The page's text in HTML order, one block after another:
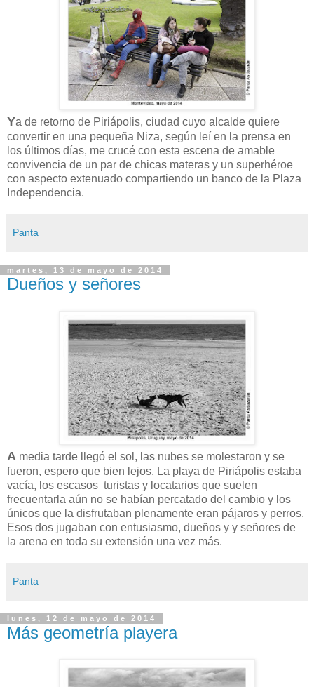
Ya de retorno de Piriápolis, ciudad cuyo alcalde quiere
convertir en una pequeña Niza, según leí en la prensa en
los últimos días, me crucé con esta escena de amable
convivencia de un par de chicas materas y un superhéroe
con aspecto extenuado compartiendo un banco de la Plaza
Independencia.
Panta
martes, 13 de mayo de 2014
Dueños y señores
A media tarde llegó el sol, las nubes se molestaron y se
fueron, espero que bien lejos. La playa de Piriápolis estaba
vacía, los escasos turistas y locatarios que suelen
frecuentarla aún no se habían percatado del cambio y los
únicos que la disfrutaban plenamente eran pájaros y perros.
Esos dos jugaban con entusiasmo, dueños y y señores de
la arena en toda su extensión una vez más.
Panta
lunes, 12 de mayo de 2014
Más geometría playera